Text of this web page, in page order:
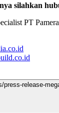
silahkan
PT
release-